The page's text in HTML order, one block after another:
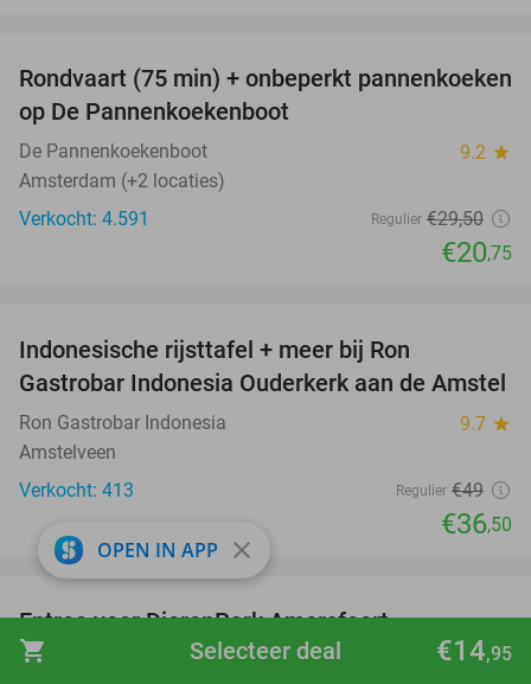
shopping_cart €14,95
Selecteer deal
30%
Rondvaart (75 min) + onbeperkt pannenkoeken
op De Pannenkoekenboot
De Pannenkoekenboot 9.2 star
Amsterdam (+2 locaties)
Verkocht: 4.591
Regulier €29,50
€20,75
Indonesische rijsttafel + meer bij Ron
Gastrobar Indonesia Ouderkerk aan de Amstel
Ron Gastrobar Indonesia 9.7 star
Amstelveen
Verkocht: 413
Regulier €49
€36,50
24%
Entree voor DierenPark Amersfoort
DierenPark Amersfoort 9.4star
OPEN IN APP close